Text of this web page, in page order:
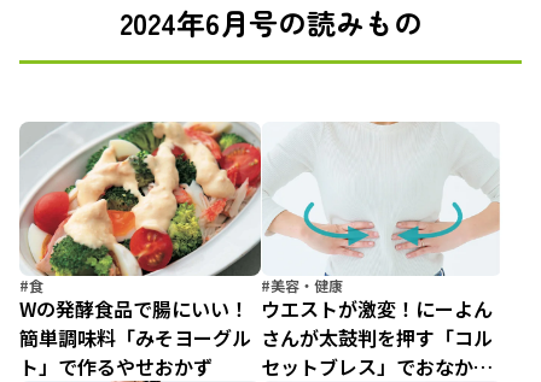
2024年6月号の読みもの
#食
Wの発酵食品で腸にいい！
簡単調味料「みそヨーグル
ト」で作るやせおかず
#美容・健康
ウエストが激変！にーよん
さんが太鼓判を押す「コル
セットブレス」でおなか痩